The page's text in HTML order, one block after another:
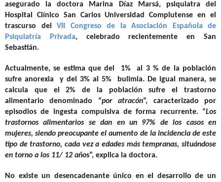
asegurado la doctora
Marina Díaz Marsá, psiquiatra del
Hospital Clínico San Carlos Universidad Complutense en el
trascurso del VII Congreso de la Asociación Española de
Psiquiatría Privada, celebrado recientemente en San
Sebastián.
Actualmente, se estima que del 1% al 3 % de la población
sufre anorexia y del 3% al 5% bulimia. De igual manera, se
calcula que el 2% de la población sufre el trastorno
alimentario denominado “por atracón”, caracterizado por
episodios de ingesta compulsiva de forma recurrente. “Los
trastornos alimentarios se dan en un 97% de los casos en
mujeres, siendo preocupante el aumento de la incidencia de este
tipo de trastorno, cada vez a edades más tempranas, situándose
en torno a los 11/ 12 años”, explica la doctora.
No existe un desencadenante único en el desarrollo de un